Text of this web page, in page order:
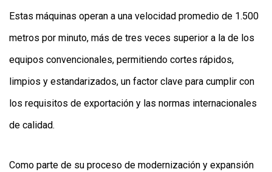
Estas máquinas operan a una velocidad promedio de 1.500
metros por minuto, más de tres veces superior a la de los
equipos convencionales, permitiendo cortes rápidos,
limpios y estandarizados, un factor clave para cumplir con
los requisitos de exportación y las normas internacionales
de calidad.
Como parte de su proceso de modernización y expansión